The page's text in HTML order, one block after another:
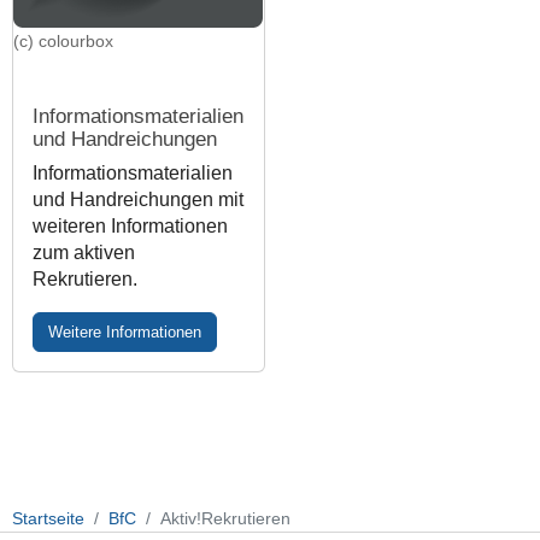
(c) colourbox
Informationsmaterialien
und Handreichungen
Informationsmaterialien
und Handreichungen mit
weiteren Informationen
zum aktiven
Rekrutieren.
Weitere Informationen
Startseite BfC Aktiv!Rekrutieren